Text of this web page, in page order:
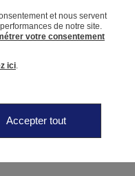
et nous servent
de notre site.
votre consentement
ici.
Accepter tout